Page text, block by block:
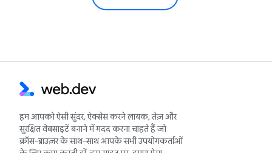
हम आपको ऐसी सुंदर, ऐक्सेस करने लायक, तेज़ और
सुरक्षित वेबसाइटें बनाने में मदद करना चाहते हैं जो
क्रॉस-ब्राउज़र के साथ-साथ आपके सभी उपयोगकर्ताओं